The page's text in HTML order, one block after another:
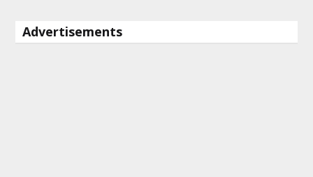
Advertisements